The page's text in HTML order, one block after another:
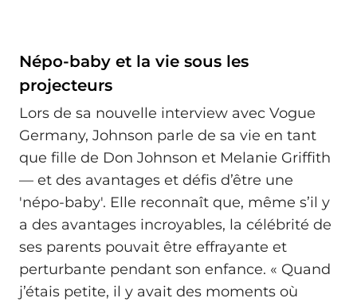
Népo-baby et la vie sous les
projecteurs
Lors de sa nouvelle interview avec Vogue
Germany, Johnson parle de sa vie en tant
que fille de Don Johnson et Melanie Griffith
— et des avantages et défis d’être une
'népo-baby'. Elle reconnaît que, même s’il y
a des avantages incroyables, la célébrité de
ses parents pouvait être effrayante et
perturbante pendant son enfance. « Quand
j’étais petite, il y avait des moments où